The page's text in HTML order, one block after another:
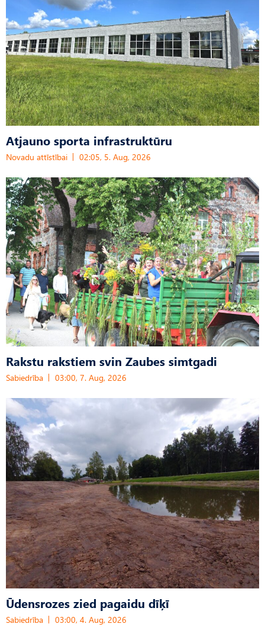
Atjauno sporta infrastruktūru
Novadu attīstībai 02:05, 5. Aug, 2026
Rakstu rakstiem svin Zaubes simtgadi
Sabiedrība 03:00, 7. Aug, 2026
Ūdensrozes zied pagaidu dīķī
Sabiedrība 03:00, 4. Aug, 2026